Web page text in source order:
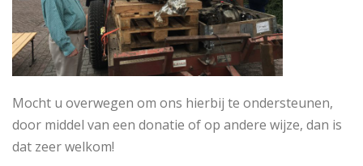
Mocht u overwegen om ons hierbij te ondersteunen,
door middel van een donatie of op andere wijze, dan is
dat zeer welkom!